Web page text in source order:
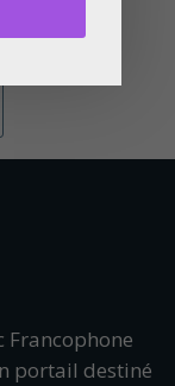
Francophone
portail destiné